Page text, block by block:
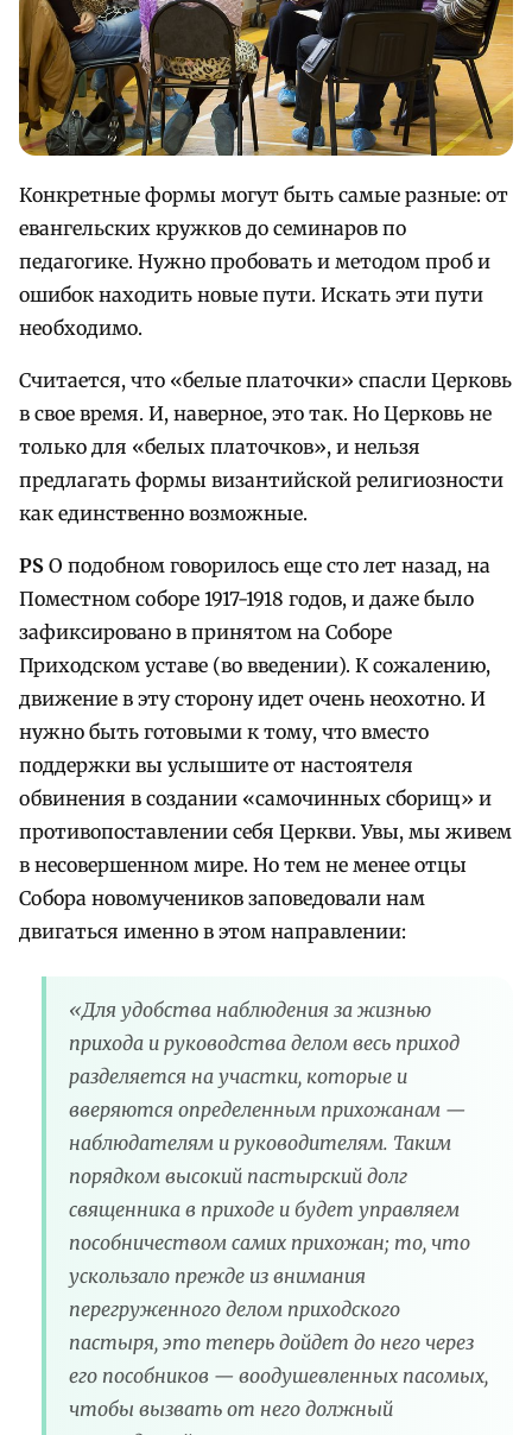
Конкретные формы могут быть самые разные: от
евангельских кружков до семинаров по
педагогике. Нужно пробовать и методом проб и
ошибок находить новые пути. Искать эти пути
необходимо.
Считается, что «белые платочки» спасли Церковь
в свое время. И, наверное, это так. Но Церковь не
только для «белых платочков», и нельзя
предлагать формы византийской религиозности
как единственно возможные.
PS О подобном говорилось еще сто лет назад, на
Поместном соборе 1917-1918 годов, и даже было
зафиксировано в принятом на Соборе
Приходском уставе (во введении). К сожалению,
движение в эту сторону идет очень неохотно. И
нужно быть готовыми к тому, что вместо
поддержки вы услышите от настоятеля
обвинения в создании «самочинных сборищ» и
противопоставлении себя Церкви. Увы, мы живем
в несовершенном мире. Но тем не менее отцы
Собора новомучеников заповедовали нам
двигаться именно в этом направлении:
«Для удобства наблюдения за жизнью
прихода и руководства делом весь приход
разделяется на участки, которые и
вверяются определенным прихожанам —
наблюдателям и руководителям. Таким
порядком высокий пастырский долг
священника в приходе и будет управляем
пособничеством самих прихожан; то, что
ускользало прежде из внимания
перегруженного делом приходского
пастыря, это теперь дойдет до него через
его пособников — воодушевленных пасомых,
чтобы вызвать от него должный